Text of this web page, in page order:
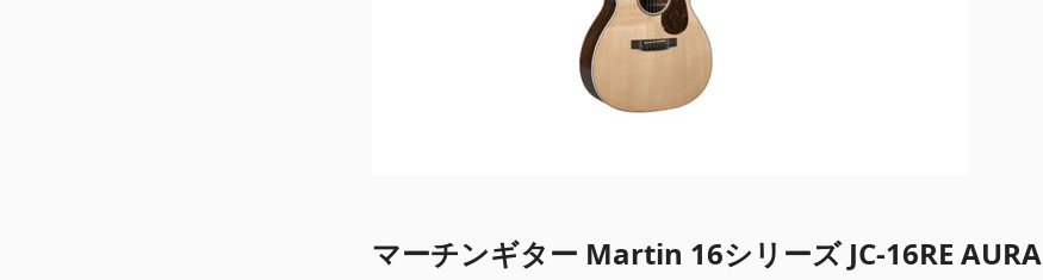
マーチンギター Martin 16シリーズ JC-16RE AURA